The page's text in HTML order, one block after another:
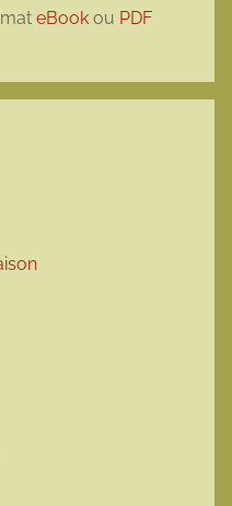
eBook ou PDF